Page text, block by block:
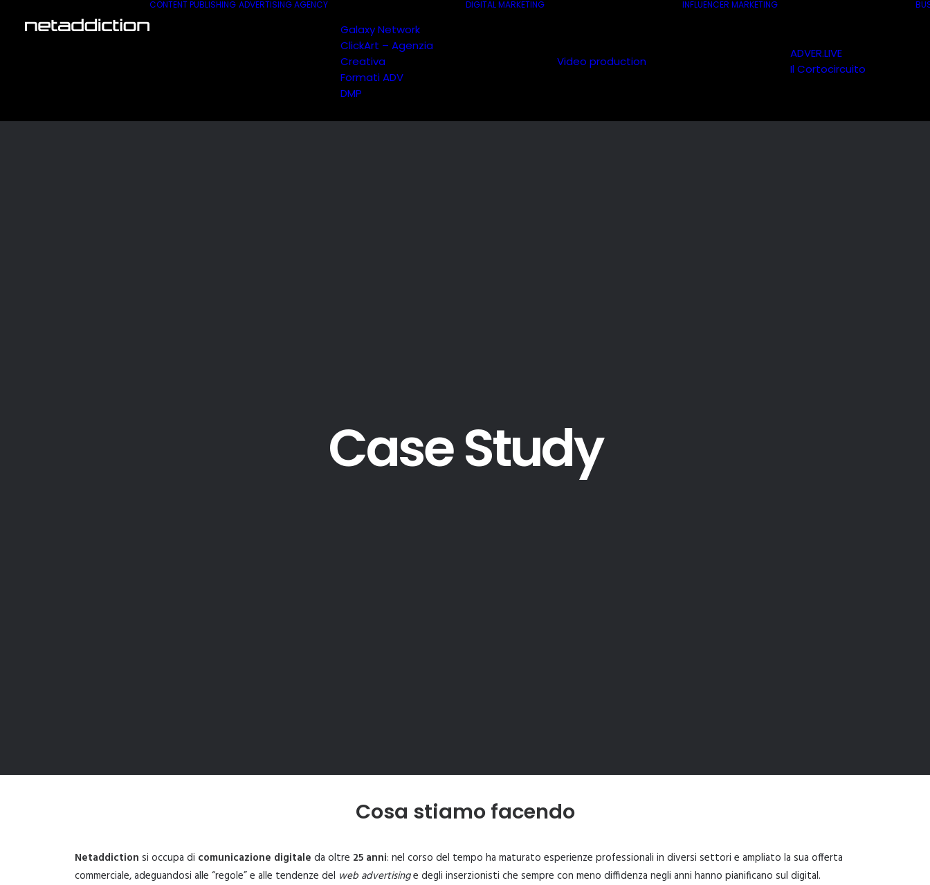
CONTENT PUBLISHING ADVERTISING AGENCY
Galaxy Network
ClickArt – Agenzia
Creativa
Formati ADV
DMP
DIGITAL MARKETING
Video production
INFLUENCER MARKETING
ADVER.LIVE
Il Cortocircuito
Case Study
Cosa stiamo facendo
Netaddiction si occupa di comunicazione digitale da oltre 25 anni: nel corso del tempo ha maturato esperienze professionali in diversi settori e ampliato la sua offerta
commerciale, adeguandosi alle “regole” e alle tendenze del web advertisinge degli inserzionisti che sempre con meno diffidenza negli anni hanno pianificano sul digital.